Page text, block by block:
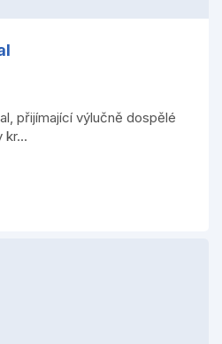
přijímající výlučně dospělé
kr...